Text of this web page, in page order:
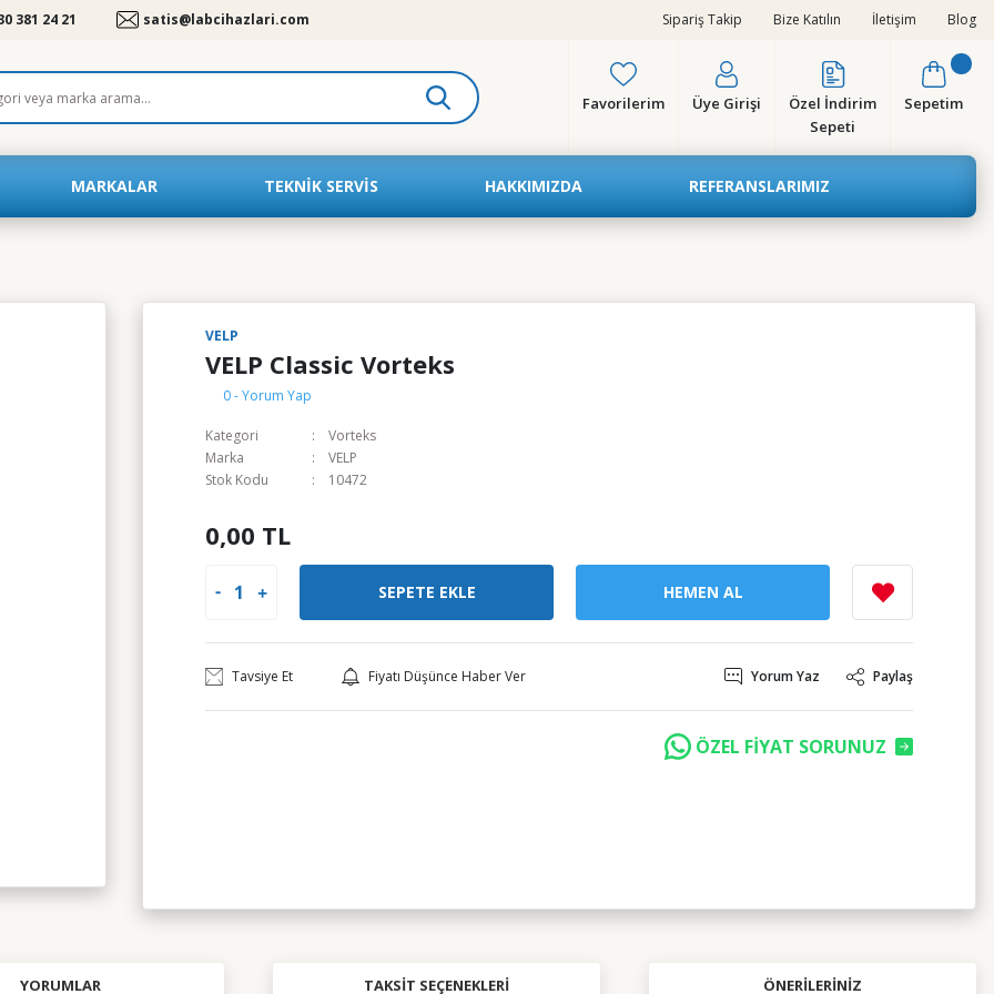
381 24 21 satis@labcihazlari.com Sipariş Takip Bize Katılın İletişim Blog
Favorilerim Üye Girişi
Özel İndirim
Sepeti
Sepetim
MARKALAR TEKNIK SERVIS HAKKIMIZDA REFERANSLARIMIZ
VELP
VELP Classic Vorteks
0 - Yorum Yap
Kategori
Vorteks
Marka
VELP
Stok Kodu
10472
0,00 TL
SEPETE EKLE HEMEN AL
Tavsiye Et Fiyatı Düşünce Haber Ver Yorum Yaz Paylaş
ÖZEL FİYAT SORUNUZ
YORUMLAR TAKSIT SEÇENEKLERI ÖNERILERINIZ